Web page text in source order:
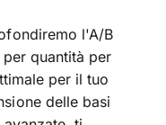
l'A/B
quantità per
per il tuo
delle basi